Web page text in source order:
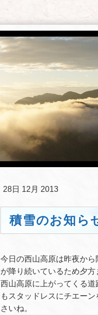
28日 12月 2013
積雪のお知ら
今日の西山高原は昨夜か
が降り続いているため夕方
西山高原に上がってくる
もスタッドレスにチエー
さいね。